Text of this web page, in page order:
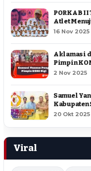
PORKAB
Atlet
16 Nov 2025
Aklamasi
Pimpin
2 Nov 2025
Samuel
Kabupaten
20 Okt 2025
Viral